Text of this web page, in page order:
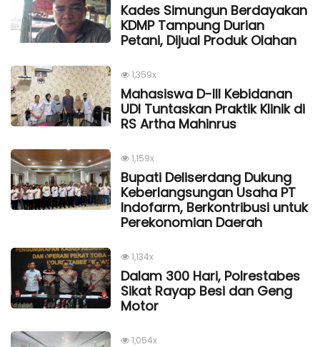
Kades Simungun Berdayakan
KDMP Tampung Durian
Petani, Dijual Produk Olahan
1,359x
Mahasiswa D-III Kebidanan
UDI Tuntaskan Praktik Klinik di
RS Artha Mahinrus
1,159x
Bupati Deliserdang Dukung
Keberlangsungan Usaha PT
Indofarm, Berkontribusi untuk
Perekonomian Daerah
1,134x
Dalam 300 Hari, Polrestabes
Sikat Rayap Besi dan Geng
Motor
1,054x